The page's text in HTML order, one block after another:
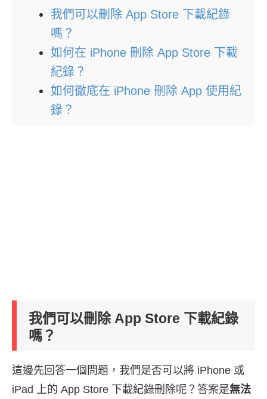
我們可以刪除 App Store 下載紀錄
嗎？
如何在 iPhone 刪除 App Store 下載
紀錄？
如何徹底在 iPhone 刪除 App 使用紀
錄？
我們可以刪除 App Store 下載紀錄
嗎？
這邊先回答一個問題，我們是否可以將 iPhone 或
iPad 上的 App Store 下載紀錄刪除呢？答案是無法